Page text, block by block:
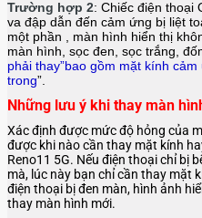
Trường hợp 2: Chiếc điện thoại
va đập dẫn đến cảm ứng bị liệt
một phần , màn hình hiển thị
màn hình, sọc đen, sọc trắng,
phải thay”bao gồm mặt kính
trong”.
Những lưu ý khi thay màn
Xác định được mức độ hỏng của
được khi nào cần thay mặt kính
Reno11 5G. Nếu điện thoại chỉ bị
mà, lúc này bạn chỉ cần thay mặt
điện thoại bị đen màn, hình ảnh
thay màn hình mới.